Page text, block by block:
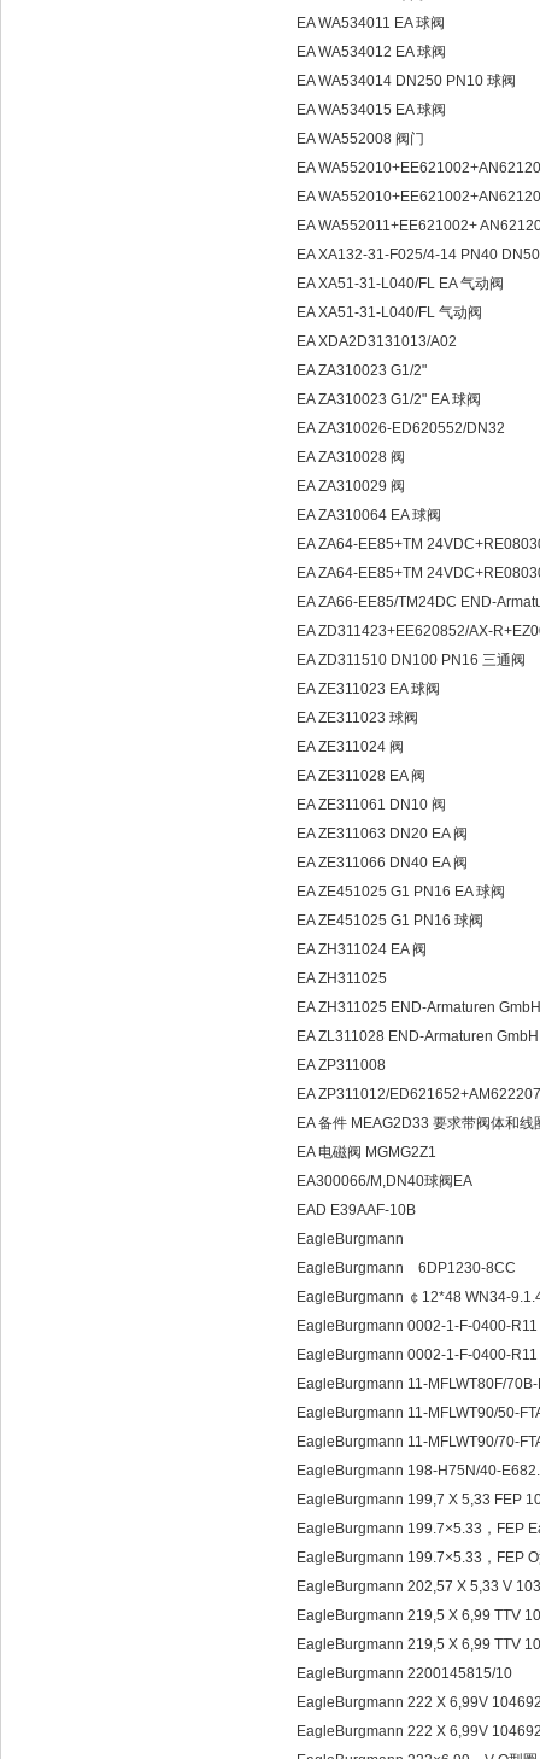
EA WA534011 EA 球阀
EA WA534012 EA 球阀
EA WA534014 DN250 PN10 球阀
EA WA534015 EA 球阀
EA WA552008 阀门
EA
EA
EA WA552011+EE621002+
EA XA132-31-F025/4-14 PN40 DN50
EA XA51-31-L040/FL EA 气动阀
EA XA51-31-L040/FL 气动阀
EA XDA2D3131013/A02
EA ZA310023 G1/2"
EA ZA310023 G1/2" EA 球阀
EA ZA310026-ED620552/DN32
EA ZA310028 阀
EA ZA310029 阀
EA ZA310064 EA 球阀
EA ZA64-EE85+TM
EA ZA64-EE85+TM
EA ZA66-EE85/TM24DC END-
EA ZD311423+EE620852/AX-
EA ZD311510 DN100 PN16 三通阀
EA ZE311023 EA 球阀
EA ZE311023 球阀
EA ZE311024 阀
EA ZE311028 EA 阀
EA ZE311061 DN10 阀
EA ZE311063 DN20 EA 阀
EA ZE311066 DN40 EA 阀
EA ZE451025 G1 PN16 EA 球阀
EA ZE451025 G1 PN16 球阀
EA ZH311024 EA 阀
EA ZH311025
EA ZH311025 END-Armaturen
EA ZL311028 END-Armaturen
EA ZP311008
EA ZP311012/
EA 备件 MEAG2D33 要求带阀体和线
EA 电磁阀 MGMG2Z1
EA300066/M,DN40球阀EA
EAD E39AAF-10B
EagleBurgmann
EagleBurgmann 6DP1230-8CC
EagleBurgmann ￠12*48 WN34-
EagleBurgmann 0002-1-F-0400-R11
EagleBurgmann 0002-1-F-
EagleBurgmann 11-MFLWT80F/
EagleBurgmann 11-MFLWT90/50-
EagleBurgmann 11-MFLWT90/70-
EagleBurgmann 198-H75N/40-E682.
EagleBurgmann 199,7 X 5,33 FEP
EagleBurgmann 199.7×5.33，FEP
EagleBurgmann 199.7×5.33，FEP
EagleBurgmann 202,57 X 5,33 V
EagleBurgmann 219,5 X 6,99 TTV
EagleBurgmann 219,5 X 6,99 TTV
EagleBurgmann 2200145815/10
EagleBurgmann 222 X 6,99V
EagleBurgmann 222 X 6,99V